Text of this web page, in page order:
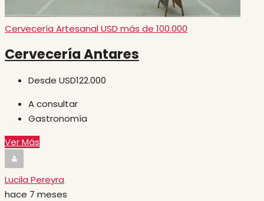
Cervecería ArtesanalUSD más de 100.000
Cervecería Antares
Desde USD122.000
A consultar
Gastronomía
Ver Más
Lucila Pereyra
hace 7 meses